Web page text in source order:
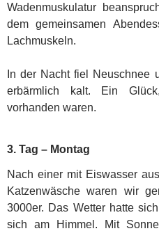
Wadenmuskulatur
dem gemeinsamen
Lachmuskeln.
In der Nacht fiel Neuschnee
erbärmlich kalt. Ein
vorhanden waren.
3. Tag – Montag
Nach einer mit Eiswasser
Katzenwäsche waren wir
3000er. Das Wetter hatte
sich am Himmel. Mit